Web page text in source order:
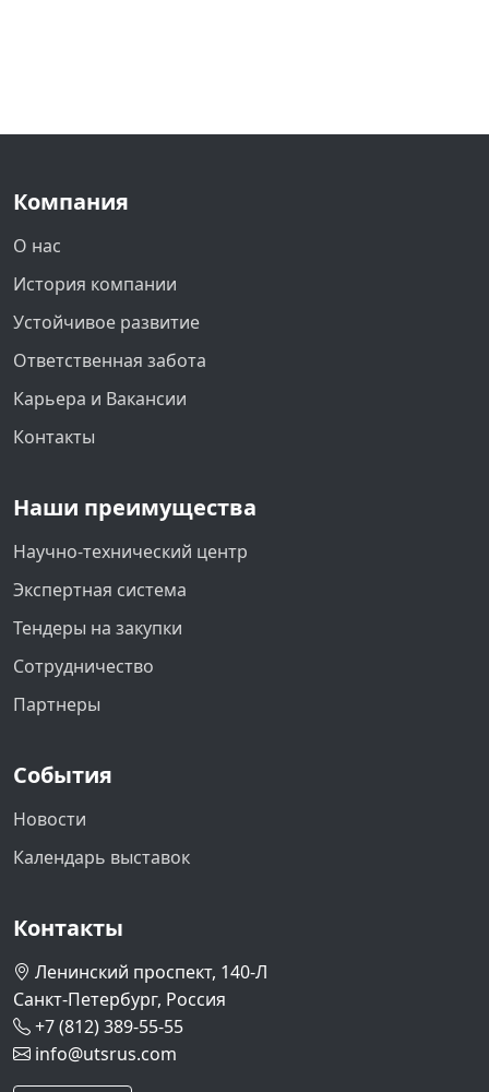
Компания
О нас
История компании
Устойчивое развитие
Ответственная забота
Карьера и Вакансии
Контакты
Наши преимущества
Научно-технический центр
Экспертная система
Тендеры на закупки
Сотрудничество
Партнеры
События
Новости
Календарь выставок
Контакты
Ленинский проспект, 140-Л
Санкт-Петербург, Россия
+7 (812) 389-55-55
info@utsrus.com